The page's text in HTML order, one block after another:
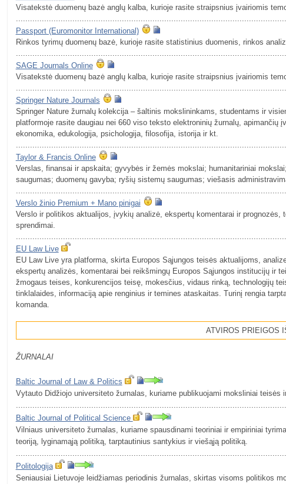
Visatekstė duomenų bazė anglų kalba, kurioje rasite straipsnius įvairiomis
Passport (Euromonitor International)
Rinkos tyrimų duomenų bazė, kurioje rasite statistinius duomenis, rinkos
SAGE Journals Online
Visatekstė duomenų bazė anglų kalba, kurioje rasite straipsnius įvairiomis
Springer Nature Journals
Springer Nature žurnalų kolekcija – šaltinis mokslininkams, studentams ir
platformoje rasite daugiau nei 660 viso teksto elektroninių žurnalų, apimančių
ekonomika, edukologija, psichologija, filosofija, istorija ir kt.
Taylor & Francis Online
Verslas, finansai ir apskaita; gyvybės ir žemės mokslai; humanitariniai
saugumas; duomenų gavyba; ryšių sistemų saugumas; viešasis
Verslo žinio Premium + Mano pinigai
Verslo ir politikos aktualijos, įvykių analizė, ekspertų komentarai ir
sprendimai.
EU Law Live
EU Law Live yra platforma, skirta Europos Sąjungos teisės aktualijoms,
ekspertų analizės, komentarai bei reikšmingų Europos Sąjungos institucijų ir
žmogaus teises, konkurencijos teisę, mokesčius, vidaus rinką, technologijų
tinklalaides, informaciją apie renginius ir temines ataskaitas. Turinį rengia
komanda.
ATVIROS PRIEIGOS
ŽURNALAI
Baltic Journal of Law & Politics
Vytauto Didžiojo universiteto žurnalas, kuriame publikuojami moksliniai teisės
Baltic Journal of Political Science
Vilniaus universiteto žurnalas, kuriame spausdinami teoriniai ir empiriniai
teoriją, lyginamąją politiką, tarptautinius santykius ir viešąją politiką.
Politologija
Seniausiai Lietuvoje leidžiamas periodinis žurnalas, skirtas visoms politikos